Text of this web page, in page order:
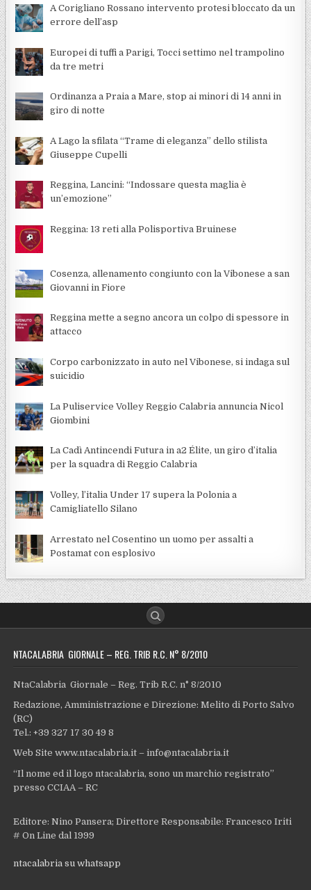
A Corigliano Rossano intervento protesi bloccato da un
errore dell’asp
Europei di tuffi a Parigi, Tocci settimo nel trampolino
da tre metri
Ordinanza a Praia a Mare, stop ai minori di 14 anni in
giro di notte
A Lago la sfilata “Trame di eleganza” dello stilista
Giuseppe Cupelli
Reggina, Lancini: “Indossare questa maglia è
un’emozione”
Reggina: 13 reti alla Polisportiva Bruinese
Cosenza, allenamento congiunto con la Vibonese a san
Giovanni in Fiore
Reggina mette a segno ancora un colpo di spessore in
attacco
Corpo carbonizzato in auto nel Vibonese, si indaga sul
suicidio
La Puliservice Volley Reggio Calabria annuncia Nicol
Giombini
La Cadì Antincendi Futura in a2 Élite, un giro d’italia
per la squadra di Reggio Calabria
Volley, l’italia Under 17 supera la Polonia a
Camigliatello Silano
Arrestato nel Cosentino un uomo per assalti a
Postamat con esplosivo
NTACALABRIA GIORNALE – REG. TRIB R.C. N° 8/2010
NtaCalabria Giornale – Reg. Trib R.C. n° 8/2010
Redazione, Amministrazione e Direzione: Melito di Porto Salvo
(RC)
Tel.: +39 327 17 30 49 8
Web Site www.ntacalabria.it – info@ntacalabria.it
“Il nome ed il logo ntacalabria, sono un marchio registrato”
presso CCIAA – RC
Editore: Nino Pansera; Direttore Responsabile: Francesco Iriti
# On Line dal 1999
ntacalabria su whatsapp